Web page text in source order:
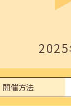
2025
開催方法